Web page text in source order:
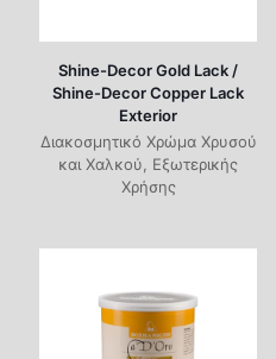
Shine-Decor Gold Lack /
Shine-Decor Copper Lack
Exterior
Διακοσμητικό Χρώμα Χρυσού
και Χαλκού, Εξωτερικής
Χρήσης